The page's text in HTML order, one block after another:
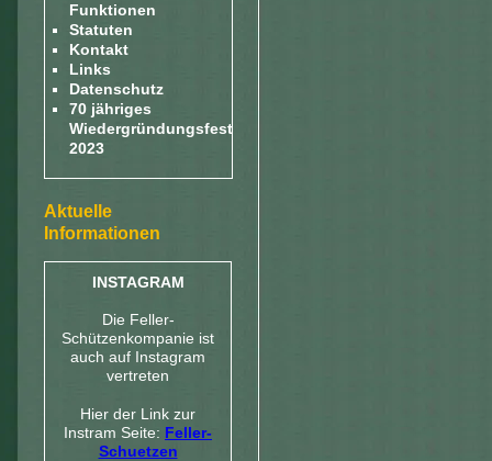
Funktionen
Statuten
Kontakt
Links
Datenschutz
70 jähriges
Wiedergründungsfest
2023
Aktuelle
Informationen
INSTAGRAM
Die Feller-
Schützenkompanie ist
auch auf Instagram
vertreten
Hier der Link zur
Instram Seite: Feller-
Schuetzen